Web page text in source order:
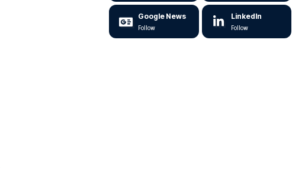
Google News
Follow
LinkedIn
Follow